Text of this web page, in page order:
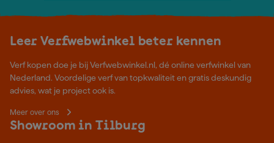
Leer Verfwebwinkel beter kennen
Verf kopen doe je bij Verfwebwinkel.nl, dé online verfwinkel van
Nederland. Voordelige verf van topkwaliteit en gratis deskundig
advies, wat je project ook is.
Meer over ons
Showroom in Tilburg